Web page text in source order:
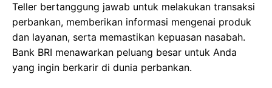
Teller bertanggung jawab untuk melakukan transaksi
perbankan, memberikan informasi mengenai produk
dan layanan, serta memastikan kepuasan nasabah.
Bank BRI menawarkan peluang besar untuk Anda
yang ingin berkarir di dunia perbankan.